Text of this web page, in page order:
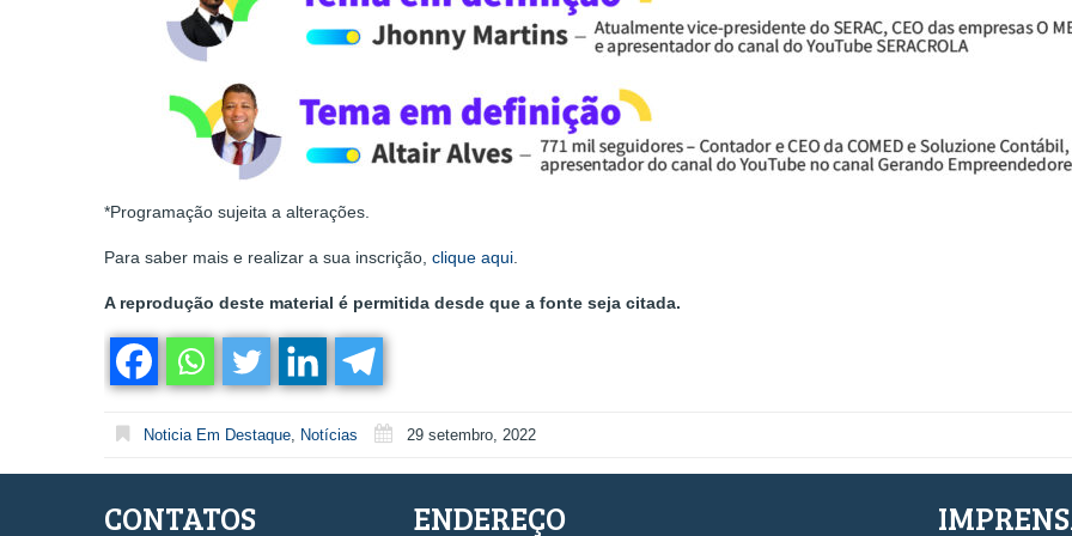
*Programação sujeita a alterações.
Para saber mais e realizar a sua inscrição, clique aqui.
A reprodução deste material é permitida desde que a fonte seja citada.
Noticia Em Destaque, Notícias 29 setembro, 2022
CONTATOS ENDEREÇO